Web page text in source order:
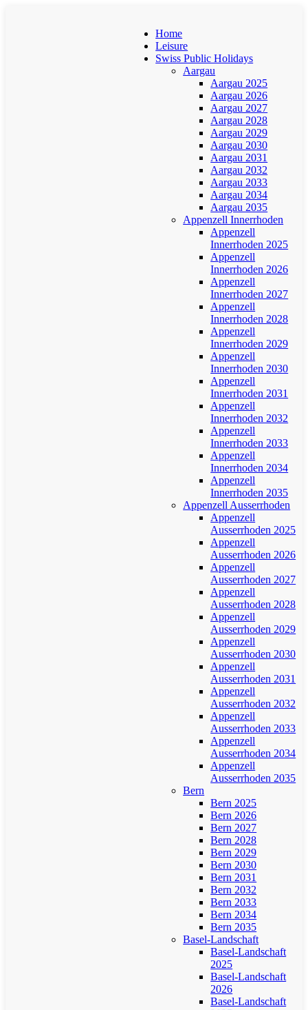
Home
Leisure
Swiss Public Holidays
Aargau
Aargau 2025
Aargau 2026
Aargau 2027
Aargau 2028
Aargau 2029
Aargau 2030
Aargau 2031
Aargau 2032
Aargau 2033
Aargau 2034
Aargau 2035
Appenzell Innerrhoden
Appenzell
Innerrhoden 2025
Appenzell
Innerrhoden 2026
Appenzell
Innerrhoden 2027
Appenzell
Innerrhoden 2028
Appenzell
Innerrhoden 2029
Appenzell
Innerrhoden 2030
Appenzell
Innerrhoden 2031
Appenzell
Innerrhoden 2032
Appenzell
Innerrhoden 2033
Appenzell
Innerrhoden 2034
Appenzell
Innerrhoden 2035
Appenzell Ausserrhoden
Appenzell
Ausserrhoden 2025
Appenzell
Ausserrhoden 2026
Appenzell
Ausserrhoden 2027
Appenzell
Ausserrhoden 2028
Appenzell
Ausserrhoden 2029
Appenzell
Ausserrhoden 2030
Appenzell
Ausserrhoden 2031
Appenzell
Ausserrhoden 2032
Appenzell
Ausserrhoden 2033
Appenzell
Ausserrhoden 2034
Appenzell
Ausserrhoden 2035
Bern
Bern 2025
Bern 2026
Bern 2027
Bern 2028
Bern 2029
Bern 2030
Bern 2031
Bern 2032
Bern 2033
Bern 2034
Bern 2035
Basel-Landschaft
Basel-Landschaft
2025
Basel-Landschaft
2026
Basel-Landschaft